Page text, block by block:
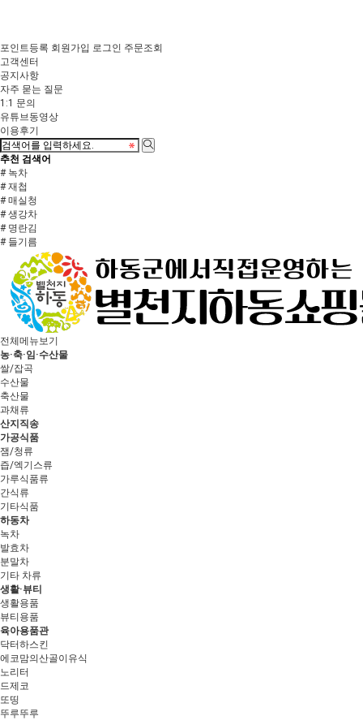
포인트등록 회원가입 로그인 주문조회
고객센터
공지사항
자주 묻는 질문
1:1 문의
유튜브동영상
이용후기
추천 검색어
# 녹차
# 재첩
# 매실청
# 생강차
# 명란김
# 들기름
전체메뉴보기
농·축·임·수산물
쌀/잡곡
수산물
축산물
과채류
산지직송
가공식품
잼/청류
즙/엑기스류
가루식품류
간식류
기타식품
하동차
녹차
발효차
분말차
기타 차류
생활·뷰티
생활용품
뷰티용품
육아용품관
닥터하스킨
에코맘의산골이유식
노리터
드제코
또띵
뚜루뚜루